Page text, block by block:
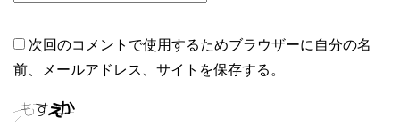
次回のコメントで使用するためブラウザーに自分の名
前、メールアドレス、サイトを保存する。